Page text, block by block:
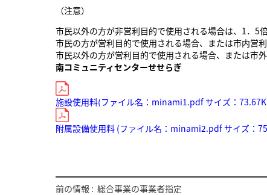
（注意）
市民以外の方が非営利目的で使用される場合は、1．5
市民の方が営利目的で使用される場合、または市内営
市民以外の方が営利目的で使用される場合、または市
南コミュニティセンターせせらぎ
施設使用料(ファイル名：minami1.pdf サイズ：
附属設備使用料 (ファイル名：minami2.pdf サイズ：
前の情報 : 総合事業の事業者指定